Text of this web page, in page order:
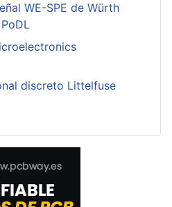
WE-SPE de Würth
discreto Littelfuse